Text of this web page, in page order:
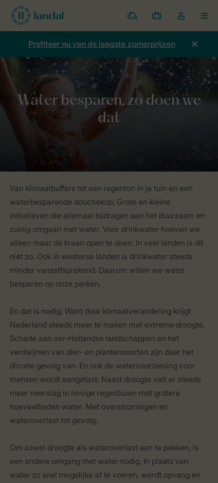
Parken
Mijn
boekingen
Open
de
dropdown
mijn
account
Profiteer nu van de laagste zomerprijzen
Duurzaamheid Gezonde natuur Water besparen
Van klimaatbuffers tot een regenton in je tuin en een
waterbesparende douchekop. Grote en kleine
initiatieven die allemaal bijdragen aan het duurzaam en
zuinig omgaan met water. Voor drinkwater hoeven we
alleen maar de kraan open te doen. In veel landen is dit
niet zo. Ook in westerse landen is drinkwater steeds
minder vanzelfsprekend. Daarom willen we water
besparen op onze parken.
En dat is nodig. Want door klimaatverandering krijgt
Nederland steeds meer te maken met extreme droogte.
Schade aan oer-Hollandse landschappen en het
verdwijnen van dier- en plantensoorten zijn daar het
dircete gevolg van. En ook de watervoorziening voor
mensen wordt aangetast. Naast droogte valt er steeds
meer neerslag in hevige regenbuien met grotere
hoeveelheden water. Met overstromingen en
wateroverlast tot gevolg.
Om zowel droogte als wateroverlast aan te pakken, is
een andere omgang met water nodig. In plaats van
water zo snel mogelijke af te voeren, wordt opvang en